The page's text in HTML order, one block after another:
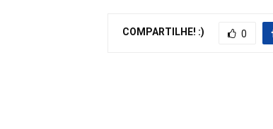
COMPARTILHE! :) 0